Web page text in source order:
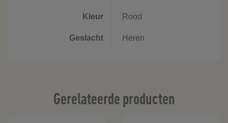
Kleur Rood
Geslacht Heren
Gerelateerde producten